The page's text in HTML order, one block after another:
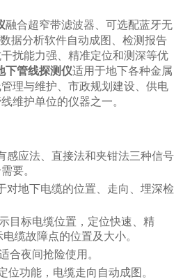
融合超窄带滤波器、可选配蓝牙无
据分析软件自动成图、检测报告
扰能力强、精准定位和测深等优
下管线探测仪适用于地下各种金属
理与维护、市政规划建设、供电
维护单位的仪器之一。
感应法、直接法和夹钳法三种信号
要。
对地下电缆的位置、走向、埋深检
目标电缆位置，定位快速、精
缆故障点的位置及大小。
合夜间抢险使用。
位功能，电缆走向自动成图。